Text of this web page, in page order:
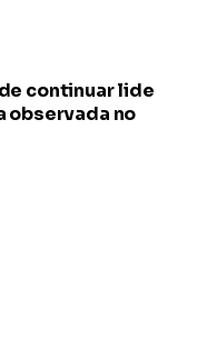
continuar lide
observada no